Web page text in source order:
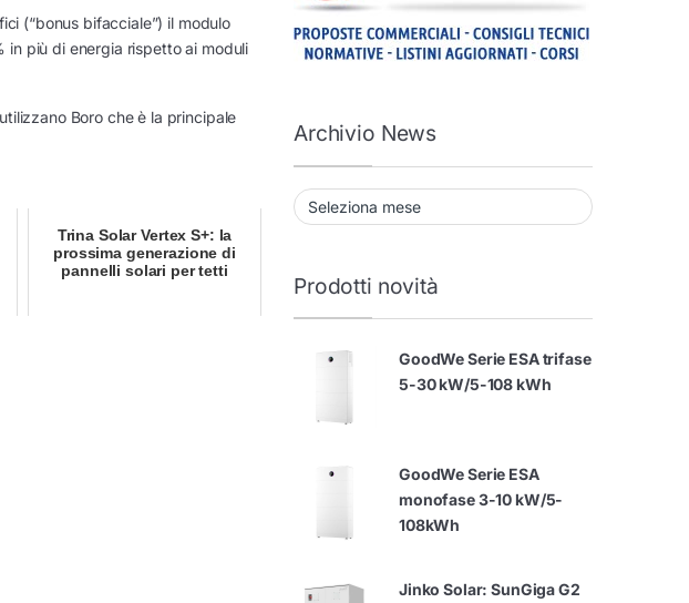
(“bonus bifacciale”) il modulo
in più di energia rispetto ai moduli
Boro che è la principale
Trina Solar Vertex S+: la
prossima generazione di
pannelli solari per tetti
Archivio News
Archivio News
Prodotti novità
GoodWe Serie ESA trifase
5-30 kW/5-108 kWh
GoodWe Serie ESA
monofase 3-10 kW/5-
108kWh
Jinko Solar: SunGiga G2